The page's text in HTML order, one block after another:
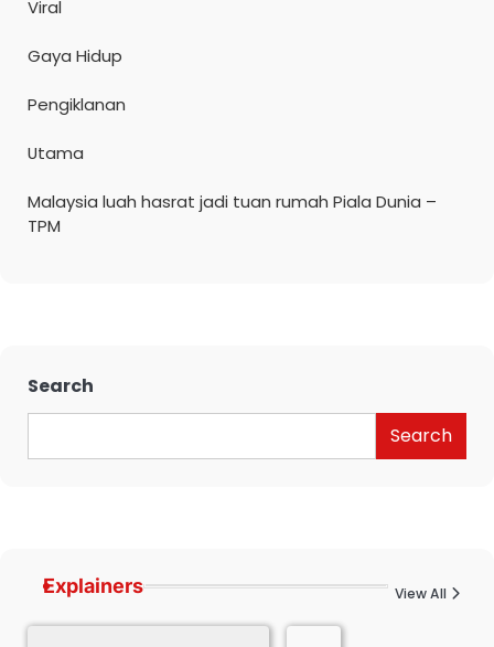
Viral
Gaya Hidup
Pengiklanan
Utama
Malaysia luah hasrat jadi tuan rumah Piala Dunia –
TPM
Search
Search
Explainers View All